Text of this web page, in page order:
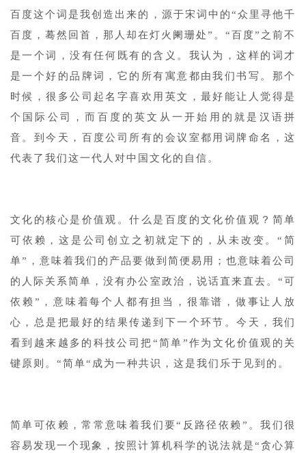
百度这个词是我创造出来的，源于宋词中的“众里寻他千
百度，蓦然回首，那人却在灯火阑珊处”。“百度”之前不
是一个词，没有任何既有的含义。我认为，这样的词才
是一个好的品牌词，它的所有寓意都由我们书写。那个
时候，很多公司起名字喜欢用英文，最好能让人觉得是
个国际公司，而百度的英文从一开始用的就是汉语拼
音。到今天，百度公司所有的会议室都用词牌命名，这
代表了我们这一代人对中国文化的自信。
文化的核心是价值观。什么是百度的文化价值观？简单
可依赖，这是公司创立之初就定下的，从未改变。“简
单”，意味着我们的产品要做到简便易用；也意味着公司
的人际关系简单，没有办公室政治，说话直来直去。“可
依赖”，意味着每个人都有担当，很靠谱，做事让人放
心，总是把最好的结果传递到下一个环节。今天，我们
看到越来越多的科技公司把“简单”作为文化价值观的关
键原则。“简单“成为一种共识，这是我们乐于见到的。
简单可依赖，常常意味着我们要“反路径依赖”。我们很
容易发现一个现象，按照计算机科学的说法就是“贪心算